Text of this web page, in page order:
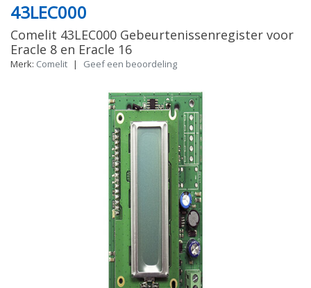
43LEC000
Comelit 43LEC000 Gebeurtenissenregister voor
Eracle 8 en Eracle 16
Merk: Comelit | Geef een beoordeling